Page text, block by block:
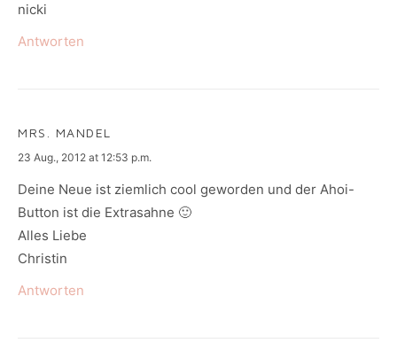
nicki
Antworten
MRS. MANDEL
says:
23 Aug., 2012 at 12:53 p.m.
Deine Neue ist ziemlich cool geworden und der Ahoi-
Button ist die Extrasahne 🙂
Alles Liebe
Christin
Antworten